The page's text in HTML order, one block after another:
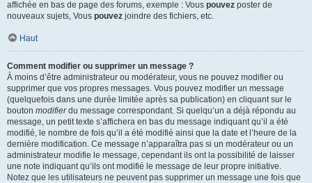
affichée en bas de page des forums, exemple : Vous pouvez poster de
nouveaux sujets, Vous pouvez joindre des fichiers, etc.
Haut
Comment modifier ou supprimer un message ?
À moins d’être administrateur ou modérateur, vous ne pouvez modifier ou
supprimer que vos propres messages. Vous pouvez modifier un message
(quelquefois dans une durée limitée après sa publication) en cliquant sur le
bouton modifierdu message correspondant. Si quelqu’un a déjà répondu au
message, un petit texte s’affichera en bas du message indiquant qu’il a été
modifié, le nombre de fois qu’il a été modifié ainsi que la date et l’heure de la
dernière modification. Ce message n’apparaîtra pas si un modérateur ou un
administrateur modifie le message, cependant ils ont la possibilité de laisser
une note indiquant qu’ils ont modifié le message de leur propre initiative.
Notez que les utilisateurs ne peuvent pas supprimer un message une fois que